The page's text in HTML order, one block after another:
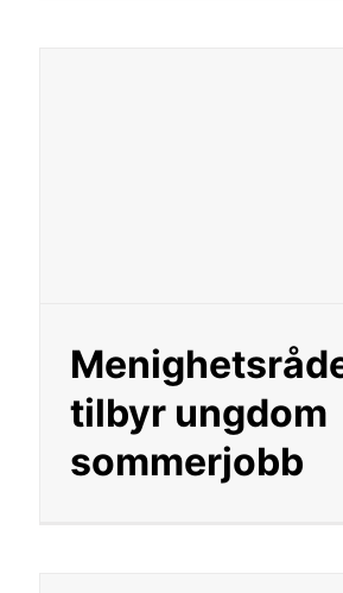
tilbyr ungdom
sommerjobb